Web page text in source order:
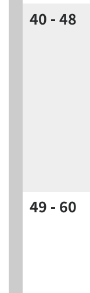
40 - 48
49 - 60